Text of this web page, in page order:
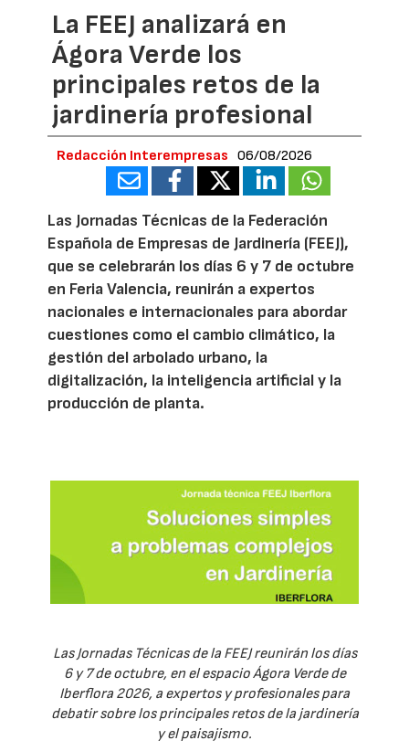
La FEEJ analizará en
Ágora Verde los
principales retos de la
jardinería profesional
Redacción Interempresas 06/08/2026
Las Jornadas Técnicas de la Federación
Española de Empresas de Jardinería (FEEJ),
que se celebrarán los días 6 y 7 de octubre
en Feria Valencia, reunirán a expertos
nacionales e internacionales para abordar
cuestiones como el cambio climático, la
gestión del arbolado urbano, la
digitalización, la inteligencia artificial y la
producción de planta.
Las Jornadas Técnicas de la FEEJ reunirán los días
6 y 7 de octubre, en el espacio Ágora Verde de
Iberflora 2026, a expertos y profesionales para
debatir sobre los principales retos de la jardinería
y el paisajismo.